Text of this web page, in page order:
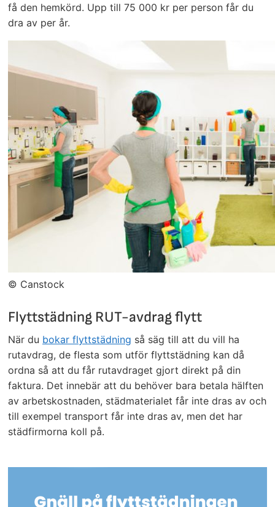
få den hemkörd. Upp till 75 000 kr per person får du
dra av per år.
© Canstock
Flyttstädning RUT-avdrag flytt
När du bokar flyttstädning så säg till att du vill ha
rutavdrag, de flesta som utför flyttstädning kan då
ordna så att du får rutavdraget gjort direkt på din
faktura. Det innebär att du behöver bara betala hälften
av arbetskostnaden, städmaterialet får inte dras av och
till exempel transport får inte dras av, men det har
städfirmorna koll på.